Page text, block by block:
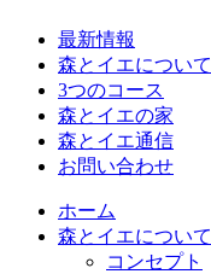
最新情報
森とイエについて
3つのコース
森とイエの家
森とイエ通信
お問い合わせ
ホーム
森とイエについて
コンセプト